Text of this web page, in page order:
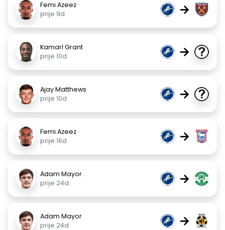
Femi Azeez
prije 9d
→
Kamarl Grant
prije 10d
→
Ajay Matthews
prije 10d
→
Femi Azeez
prije 16d
→
Adam Mayor
prije 24d
→
Adam Mayor
prije 24d
→